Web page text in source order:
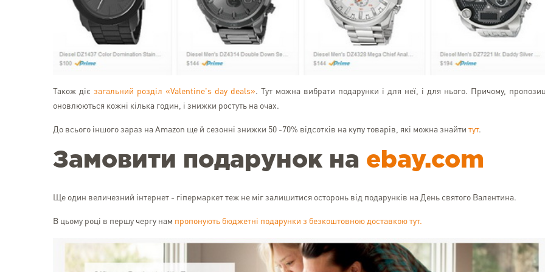
Також діє загальний розділ «Valentine's day deals». Тут можна вибрати подарунки і для неї, і для нього. Причому,
оновлюються кожні кілька годин, і знижки ростуть на очах.
До всього іншого зараз на Amazon ще й сезонні знижки 50 -70% відсотків на купу товарів, які можна знайти тут.
Замовити подарунок на ebay.com
Ще один величезний інтернет - гіпермаркет теж не міг залишитися осторонь від подарунків на День святого Валентина.
В цьому році в першу чергу нам пропонують бюджетні подарунки з безкоштовною доставкою тут.